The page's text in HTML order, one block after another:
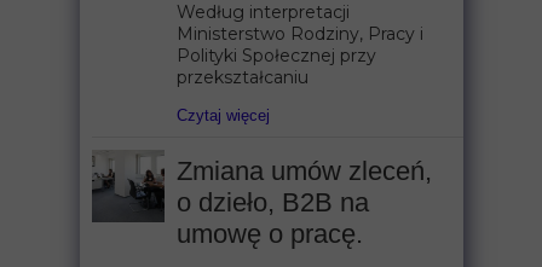
Według interpretacji
Ministerstwo Rodziny, Pracy i
Polityki Społecznej przy
przekształcaniu
Czytaj więcej
Zmiana umów zleceń,
o dzieło, B2B na
umowę o pracę.